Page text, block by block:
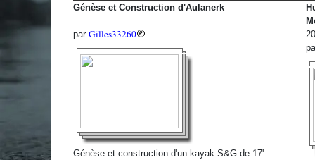
Génèse et Construction d'Aulanerk
par Gilles33260
Génèse et construction d'un kayak S&G de 17'